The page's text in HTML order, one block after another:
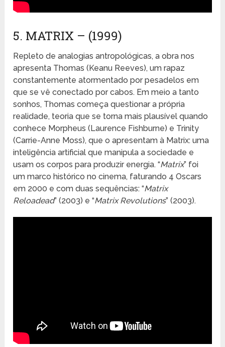
5. MATRIX – (1999)
Repleto de analogias antropológicas, a obra nos
apresenta Thomas (Keanu Reeves), um rapaz
constantemente atormentado por pesadelos em
que se vê conectado por cabos. Em meio a tanto
sonhos, Thomas começa questionar a própria
realidade, teoria que se torna mais plausível quando
conhece Morpheus (Laurence Fishburne) e Trinity
(Carrie-Anne Moss), que o apresentam à Matrix: uma
inteligência artificial que manipula a sociedade e
usam os corpos para produzir energia. “Matrix” foi
um marco histórico no cinema, faturando 4 Oscars
em 2000 e com duas sequências: “Matrix
Reloadead” (2003) e “Matrix Revolutions” (2003).